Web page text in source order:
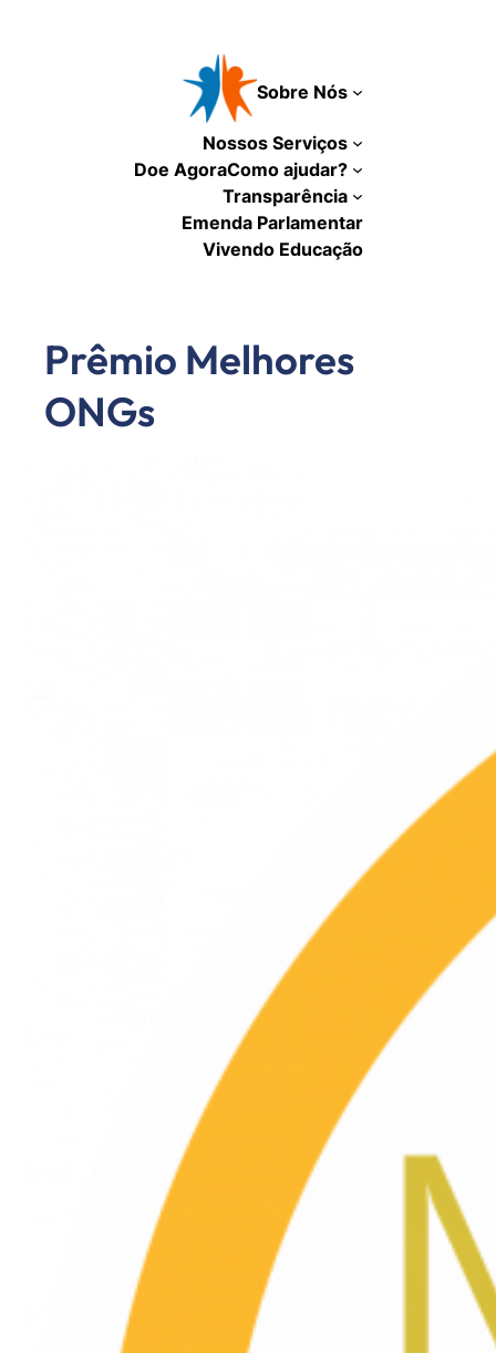
Sobre Nós
Nossos Serviços
Doe AgoraComo ajudar?
Transparência
Emenda Parlamentar
Vivendo Educação
Prêmio Melhores
ONGs